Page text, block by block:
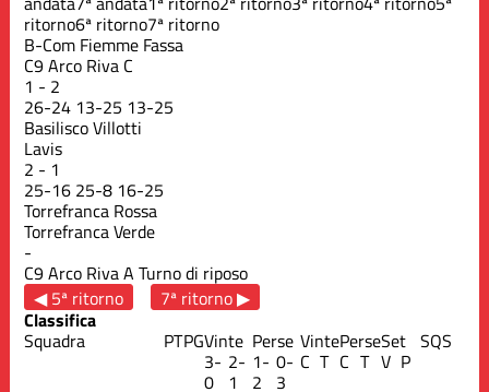
ritorno6ª ritorno7ª ritorno
B-Com Fiemme Fassa
C9 Arco Riva C
1 - 2
26-24 13-25 13-25
Basilisco Villotti
Lavis
2 - 1
25-16 25-8 16-25
Torrefranca Rossa
Torrefranca Verde
-
C9 Arco Riva A Turno di riposo
◀ 5ª ritorno
7ª ritorno ▶
Classifica
Squadra PTPGVinte Perse VintePerseSet SQS
3-
0
2-
1
1-
2
0-
3
C T C T V P